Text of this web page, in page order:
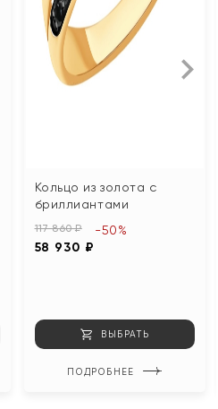
Кольцо из золота с
бриллиантами
117 860 ₽
58 930 ₽
-50%
ВЫБРАТЬ
ПОДРОБНЕЕ